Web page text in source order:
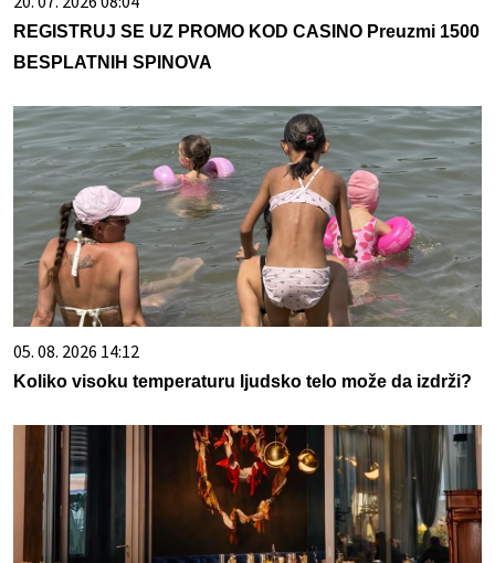
REGISTRUJ SE UZ PROMO KOD CASINO Preuzmi 1500
BESPLATNIH SPINOVA
05. 08. 2026 14:12
Koliko visoku temperaturu ljudsko telo može da izdrži?